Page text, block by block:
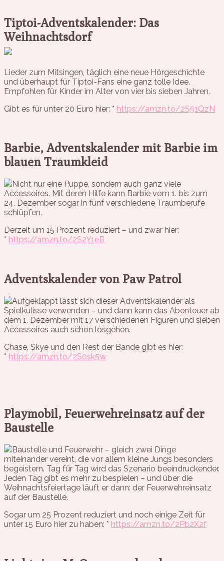
Tiptoi-Adventskalender: Das
Weihnachtsdorf
Lieder zum Mitsingen, täglich eine neue Hörgeschichte
und überhaupt für Tiptoi-Fans eine ganz tolle Idee.
Empfohlen für Kinder im Alter von vier bis sieben Jahren.
Gibt es für unter 20 Euro hier: * https://amzn.to/2S51QzN
Barbie, Adventskalender mit Barbie im
blauen Traumkleid
Nicht nur eine Puppe, sondern auch ganz viele
Accessoires. Mit deren Hilfe kann Barbie vom 1. bis zum
24. Dezember sogar in fünf verschiedene Traumberufe
schlüpfen.
Derzeit um 15 Prozent reduziert – und zwar hier:
* https://amzn.to/2S2Y1eB
Adventskalender von Paw Patrol
Aufgeklappt lässt sich dieser Adventskalender als
Spielkulisse verwenden – und dann kann das Abenteuer ab
dem 1. Dezember mit 17 verschiedenen Figuren und sieben
Accessoires auch schon losgehen.
Chase, Skye und den Rest der Bande gibt es hier:
* https://amzn.to/2S0sk5w
Playmobil, Feuerwehreinsatz auf der
Baustelle
Baustelle und Feuerwehr – gleich zwei Dinge
miteinander vereint, die vor allem kleine Jungs besonders
begeistern. Tag für Tag wird das Szenario beeindruckender.
Jeden Tag gibt es mehr zu bespielen – und über die
Weihnachtsfeiertage läuft er dann: der Feuerwehreinsatz
auf der Baustelle.
Sogar um 25 Prozent reduziert und noch einige Zeit für
unter 15 Euro hier zu haben: * https://amzn.to/2Pb2X2f